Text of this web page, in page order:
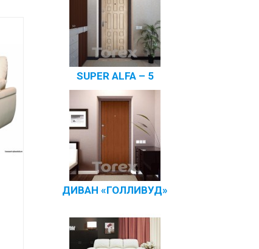
SUPER ALFA – 5
ДИВАН «ГОЛЛИВУД»